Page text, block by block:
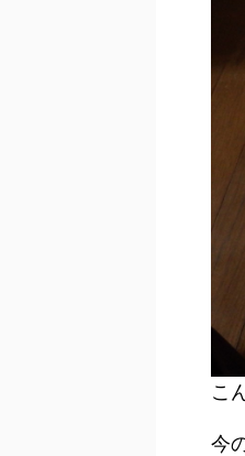
こ
今